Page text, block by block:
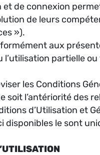
de connexion
de leurs
»).
aux
l’utilisation partielle
les Conditions
soit l’antériorité des
d’Utilisation et
disponibles le sont